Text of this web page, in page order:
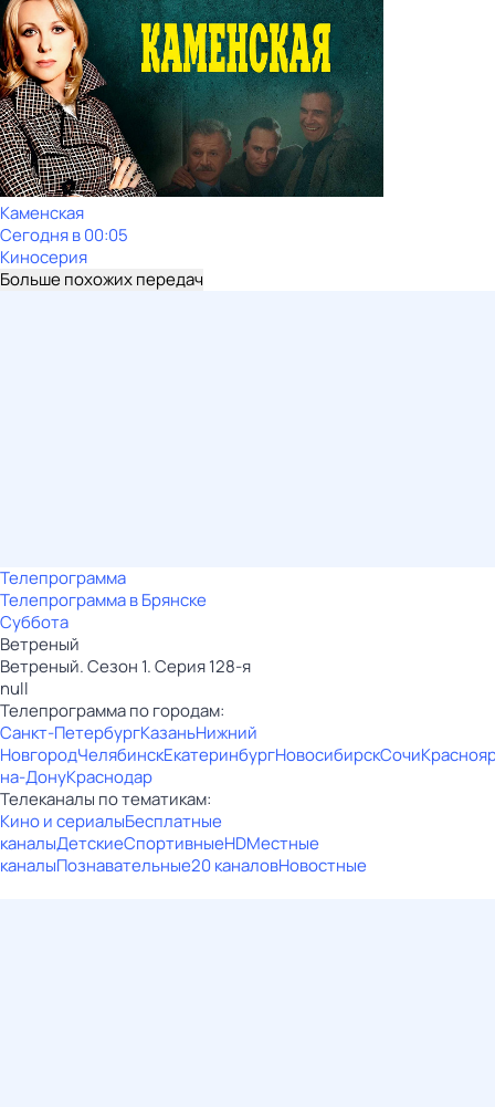
Каменская
Сегодня в 00:05
Киносерия
Больше похожих передач
Телепрограмма
Телепрограмма в Брянске
Суббота
Ветреный
Ветреный. Сезон 1. Серия 128-я
null
Телепрограмма по городам:
Санкт-ПетербургКазаньНижний
НовгородЧелябинскЕкатеринбургНовосибирскСочи
на-ДонуКраснодар
Телеканалы по тематикам:
Кино и сериалыБесплатные
каналыДетскиеСпортивныеHDМестные
каналыПознавательные20 каналовНовостные